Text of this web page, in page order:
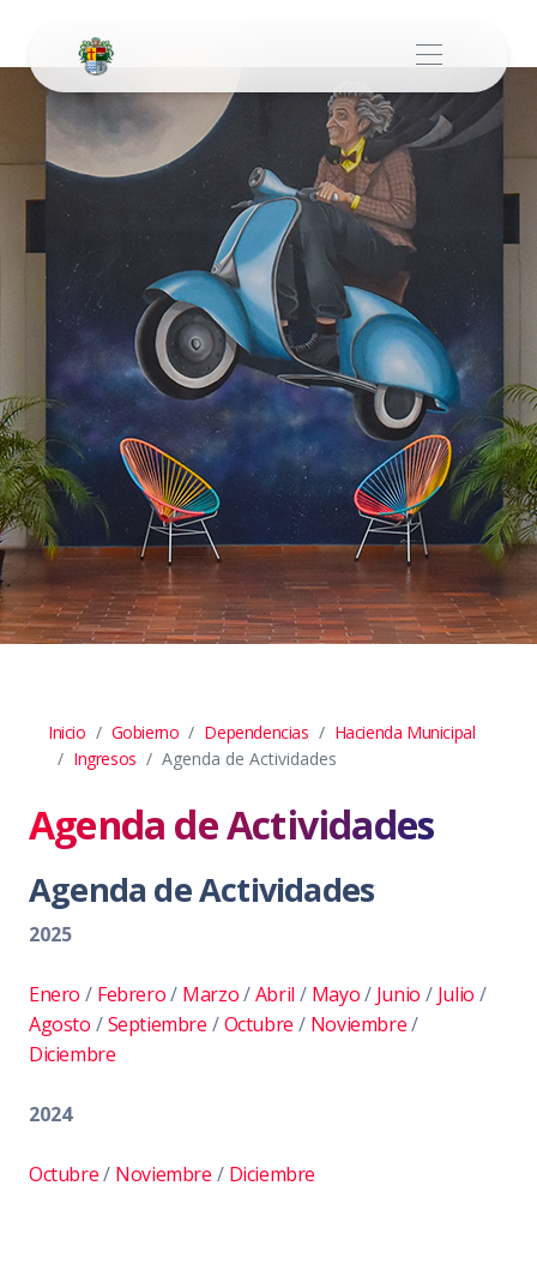
Inicio Gobierno Dependencias
Hacienda Municipal
Ingresos
Agenda de Actividades
Agenda de Actividades
Agenda de Actividades
2025
Enero / Febrero/ Marzo/Abril / Mayo/ Junio / Julio /
Agosto /Septiembre /Octubre / Noviembre/
Diciembre
2024
Octubre/ Noviembre / Diciembre